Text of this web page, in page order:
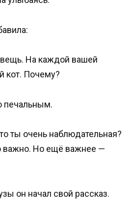
На каждой вашей
кот. Почему?
печальным.
ты очень наблюдательная?
важно. Но ещё важнее —
он начал свой рассказ.